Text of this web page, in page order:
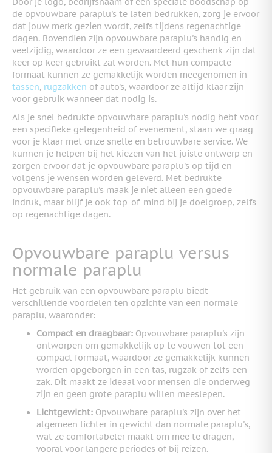
de opvouwbare paraplu's te laten bedrukken, zorg je ervoor
dat jouw merk gezien wordt, zelfs tijdens regenachtige
dagen. Bovendien zijn opvouwbare paraplu's handig en
veelzijdig, waardoor ze een gewaardeerd geschenk zijn dat
keer op keer gebruikt zal worden. Met hun compacte
formaat kunnen ze gemakkelijk worden meegenomen in
tassen, rugzakken of auto's, waardoor ze altijd klaar zijn
voor gebruik wanneer dat nodig is.
Als je snel bedrukte opvouwbare paraplu's nodig hebt voor
een specifieke gelegenheid of evenement, staan we graag
voor je klaar met onze snelle en betrouwbare service. We
kunnen je helpen bij het kiezen van het juiste ontwerp en
zorgen ervoor dat je opvouwbare paraplu's op tijd en
volgens je wensen worden geleverd. Met bedrukte
opvouwbare paraplu's maak je niet alleen een goede
indruk, maar blijf je ook top-of-mind bij je doelgroep, zelfs
op regenachtige dagen.
Opvouwbare paraplu versus
normale paraplu
Het gebruik van een opvouwbare paraplu biedt
verschillende voordelen ten opzichte van een normale
paraplu, waaronder:
Compact en draagbaar: Opvouwbare paraplu's zijn
ontworpen om gemakkelijk op te vouwen tot een
compact formaat, waardoor ze gemakkelijk kunnen
worden opgeborgen in een tas, rugzak of zelfs een
zak. Dit maakt ze ideaal voor mensen die onderweg
zijn en geen grote paraplu willen meeslepen.
Lichtgewicht: Opvouwbare paraplu's zijn over het
algemeen lichter in gewicht dan normale paraplu's,
wat ze comfortabeler maakt om mee te dragen,
vooral voor langere periodes of bij reizen.